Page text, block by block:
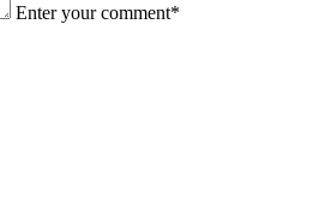
Enter your comment*